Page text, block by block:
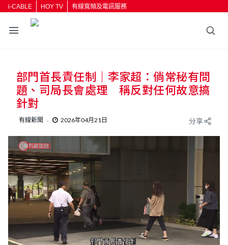
i-CABLE HOY TV 有線寬頻及電訊服務
按輸入鍵開始搜尋
部門首長責任制｜李家超：倘常秘有問
題、司局長會處理 稱反對任何故意搞
針對
有線新聞 2026年04月21日 分享